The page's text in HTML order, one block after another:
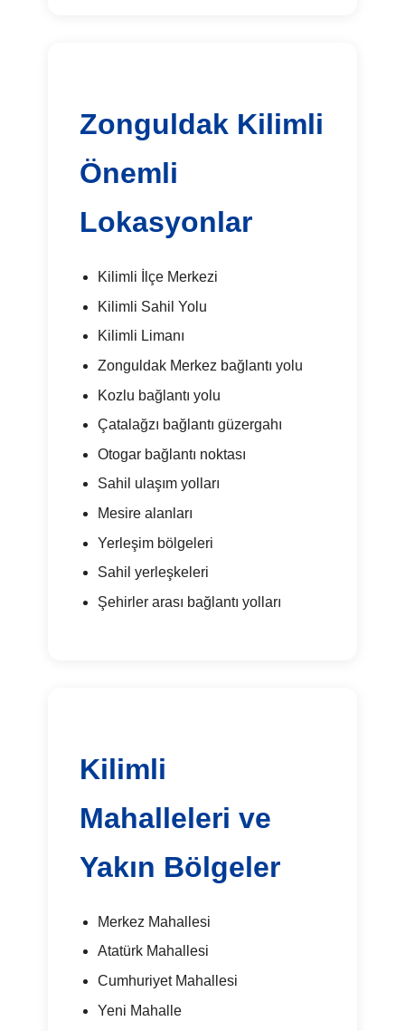
Zonguldak Kilimli
Önemli
Lokasyonlar
Kilimli İlçe Merkezi
Kilimli Sahil Yolu
Kilimli Limanı
Zonguldak Merkez bağlantı yolu
Kozlu bağlantı yolu
Çatalağzı bağlantı güzergahı
Otogar bağlantı noktası
Sahil ulaşım yolları
Mesire alanları
Yerleşim bölgeleri
Sahil yerleşkeleri
Şehirler arası bağlantı yolları
Kilimli
Mahalleleri ve
Yakın Bölgeler
Merkez Mahallesi
Atatürk Mahallesi
Cumhuriyet Mahallesi
Yeni Mahalle